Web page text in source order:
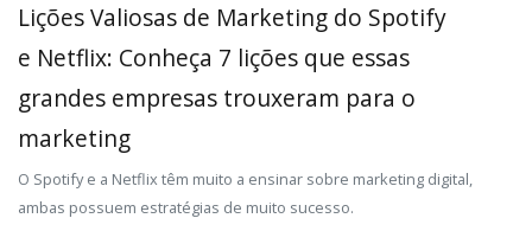
Lições Valiosas de Marketing do Spotify
e Netflix: Conheça 7 lições que essas
grandes empresas trouxeram para o
marketing
O Spotify e a Netflix têm muito a ensinar sobre marketing digital,
ambas possuem estratégias de muito sucesso.